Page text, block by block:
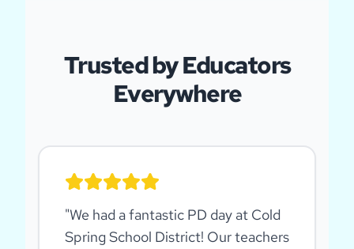
Trusted by Educators
Everywhere
"We had a fantastic PD day at Cold
Spring School District! Our teachers